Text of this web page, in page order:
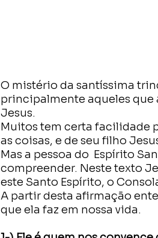
O mistério da santíssima
principalmente aqueles que
Jesus.
Muitos tem certa facilidade
as coisas, e de seu filho
Mas a pessoa do  Espírito
compreender. Neste texto
este Santo Espírito, o
A partir desta afirmação
que ela faz em nossa vida.